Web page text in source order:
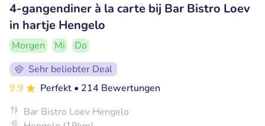
4-gangendiner à la carte bij Bar Bistro Loev
in hartje Hengelo
Morgen Mi
Do
Sehr beliebter Deal
9.9
Perfekt • 214 Bewertungen
Bar Bistro Loev Hengelo